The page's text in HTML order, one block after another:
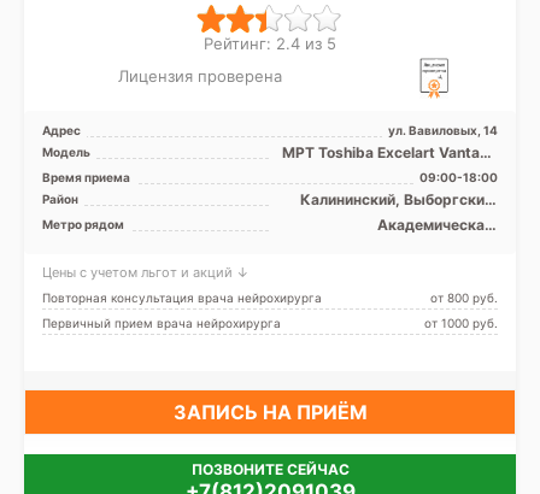
Рейтинг: 2.4 из 5
Лицензия проверена
Адрес
ул. Вавиловых, 14
Модель
МРТ Toshiba Excelart Vantage
Atlas X 1.5T закрытый тип,
КТ Toshiba Aqu ...
Время приема
09:00-18:00
Район
Калининский, Выборгский,
Курортный, Приморский,
Лен. область
Метро рядом
Академическая,
Мужества, Политехническая,
Проспект Просвещения,
Удельная
Цены с учетом льгот и акций ↓
Повторная консультация врача нейрохирурга
от 800 pуб.
Первичный прием врача нейрохирурга
от 1000 pуб.
ЗАПИСЬ НА ПРИЁМ
ПОЗВОНИТЕ СЕЙЧАС